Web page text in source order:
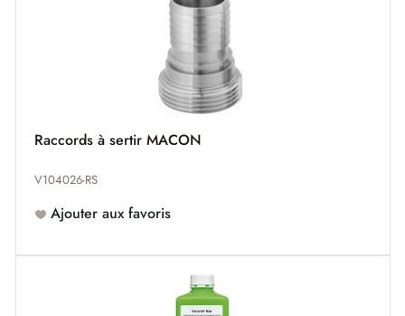
Raccords à sertir MACON
V104026-RS
Ajouter aux favoris